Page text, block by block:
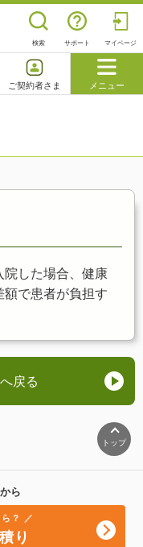
検索 サポート マイページ
ご契約者さま メニュー
院した場合、健康
で患者が負担す
戻る
トップ
ら
？ ／
り